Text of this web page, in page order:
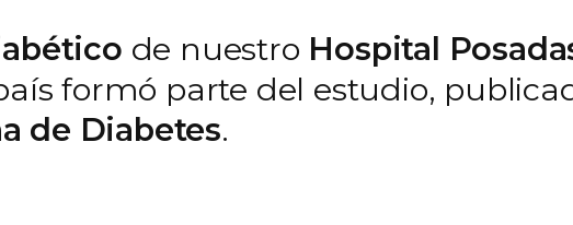
de nuestro Hospital
formó parte del estudio,
de Diabetes.